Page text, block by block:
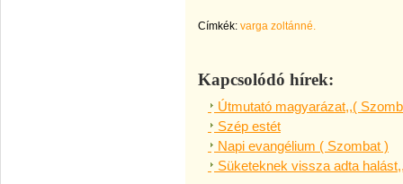
Címkék: varga zoltánné.
Kapcsolódó hírek:
Útmutató magyarázat,,(
Szép estét
Napi evangélium ( Szombat )
Süketeknek vissza adta